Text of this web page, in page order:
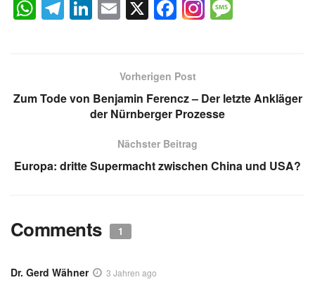
W
A
T
a
Li
dI
n
E X F
e
b
o
o
k
g
Vorherigen Post
Zum Tode von Benjamin Ferencz – Der letzte Ankläger
der Nürnberger Prozesse
Nächster Beitrag
Europa: dritte Supermacht zwischen China und USA?
Comments 1
Dr. Gerd Wähner 3 Jahren ago